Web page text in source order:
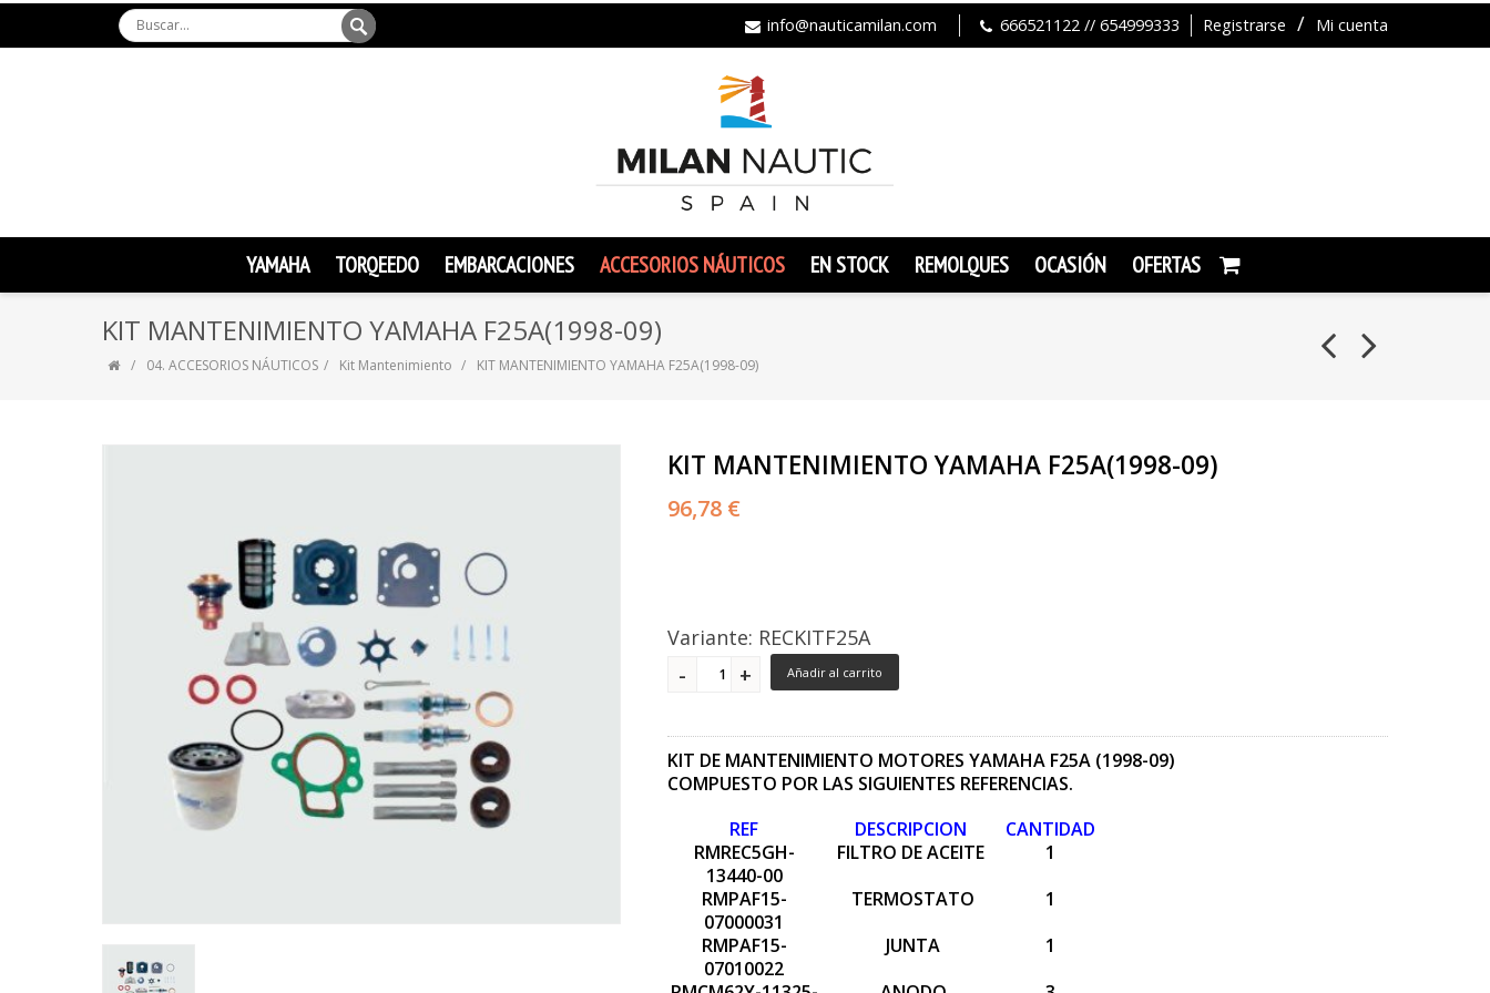
Registrarse Mi cuenta
info@nauticamilan.com 666521122 // 654999333
YAMAHA TORQEEDO EMBARCACIONES ACCESORIOS NÁUTICOS EN STOCK REMOLQUES OCASIÓN OFERTAS
KIT MANTENIMIENTO YAMAHA F25A(1998-09)
04. ACCESORIOS NÁUTICOS Kit Mantenimiento KIT MANTENIMIENTO YAMAHA F25A(1998-09)
KIT MANTENIMIENTO YAMAHA F25A(1998-09)
96,78 €
Variante: RECKITF25A
Añadir al carrito
KIT DE MANTENIMIENTO MOTORES YAMAHA F25A (1998-09)
COMPUESTO POR LAS SIGUIENTES REFERENCIAS.
REF
DESCRIPCION
CANTIDAD
RMREC5GH-
13440-00
FILTRO DE ACEITE
1
RMPAF15-
07000031
TERMOSTATO
1
RMPAF15-
07010022
JUNTA
1